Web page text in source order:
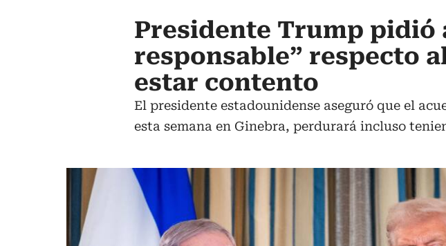
Presidente Trump pidió
responsable” respecto
estar contento
El presidente estadounidense aseguró que el
esta semana en Ginebra, perdurará incluso